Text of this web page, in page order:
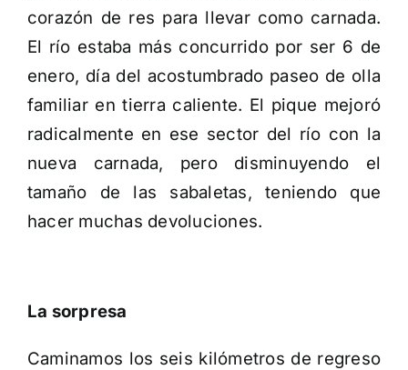
corazón de res para llevar como carnada.
El río estaba más concurrido por ser 6 de
enero, día del acostumbrado paseo de olla
familiar en tierra caliente. El pique mejoró
radicalmente en ese sector del río con la
nueva carnada, pero disminuyendo el
tamaño de las sabaletas, teniendo que
hacer muchas devoluciones.
La sorpresa
Caminamos los seis kilómetros de regreso